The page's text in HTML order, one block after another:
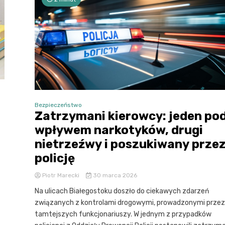
Bezpieczeństwo
Zatrzymani kierowcy: jeden
wpływem narkotyków, drugi
nietrzeźwy i poszukiwany
policję
Piotr Marecki 30 marca 2026
Na ulicach Białegostoku doszło do ciekawych zdarzeń
związanych z kontrolami drogowymi, prowadzonymi przez
tamtejszych funkcjonariuszy. W jednym z przypadków